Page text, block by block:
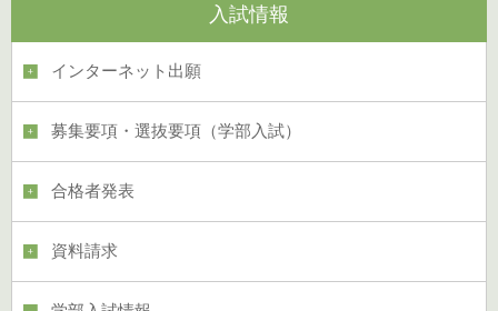
入試情報
インターネット出願
募集要項・選抜要項（学部入試）
合格者発表
資料請求